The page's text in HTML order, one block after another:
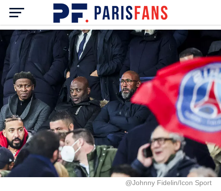
@Johnny Fidelin/Icon Sport